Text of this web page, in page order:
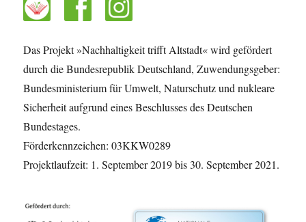
Das Projekt »Nachhaltigkeit trifft Altstadt« wird gefördert
durch die Bundesrepublik Deutschland, Zuwendungsgeber:
Bundesministerium für Umwelt, Naturschutz und nukleare
Sicherheit aufgrund eines Beschlusses des Deutschen
Bundestages.
Förderkennzeichen: 03KKW0289
Projektlaufzeit: 1. September 2019 bis 30. September 2021.